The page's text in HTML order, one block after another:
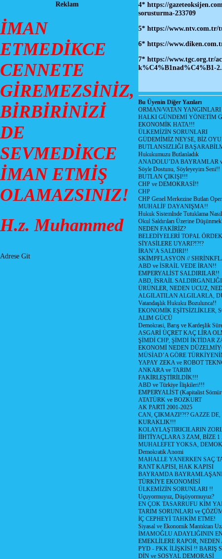
Reklam
İMAN
ETMEDİKCE
CENNETE
GİREMEZSİNİZ,
BİRBİRİNİZİ
DE
SEVMEDİKCE
İMAN ETMİŞ
OLAMAZSINIZ!
H.z. Muhammed
Adrese Git
4* https://
sorusturma-233709
5* https://www.ntv.com.tr/
6* https://
7* https://www.tgc.org.tr/
k%C4%B1nad%C4%B1-
Bu Üyenin Diğer Yazıları
ORMAN/VATAN
HALKI GÜNDEMİ YÖNETİM
EKONOMİK HATA!!!
ÜLKEMİZİN SORUNLARI
GÜDEMİMİZ NEYSE, BİZ
BUTLANSIZLIĞI
Hukukumuzu Butlanladık
ANADOLU’DA BAYRAMLAR
Söyle Dostunu, Söyleyeyim Seni!!
BUTLAN ÇIKIŞI!!!
CHP ve DEMOKRASİ!!
CHP
CHP Genel Merkezine Butlan
MUHALİF DAYANIŞMA!!
Hukuk Sistemlnde Tutuklama
Okul Saldırıları Üzerine
NEDEN FAKİRİZ?
BELEDİYELERİ TOPAL
SİYASİLERE UYARI?!?!?
İRAN’A SALDIRI!!
SKİMPFLASYON //
ABD ve İSRAİL VEDE İRAN!!
EMPERYALİST SALDIRILAR!!
ABD, İSRAİL SALDIRGANLIĞI
ÜRÜNLER, NEDEN UCUZ,
ALGILATILAN ALGILARLA,
Vatandaşlık Hukuku Bozulunca!!
EKONOMİK EŞİTSİZLİKLER,
ALIM GÜCÜ
Demokrasi, Barış ve Kardeşlik
ASGARİ ÜÇRET KAÇ LİRA
ŞİMDİ CHP, ŞİMDİ İKTİDAR
EKONOMİ NEDEN
MÜSİAD’A GÖRE
YAPAY ZEKA ve ROBOT
ANKARA ve TARIM
FAKİRLEŞTİRİLDİK!!!
ABD ve Türkiye İlişkileri!!!
EMPERYALİST (Kapitalist
ATATÜRK ve BOZKURT
AK PARTİ 2001-2025
CAN, ÇIKMAZI!?!? GAZZE
KURAKLIK!!!
KOLAYLAŞTIRICILARIN
İİHTİYAÇLARA 3 ZAM, BİZE
MUHALEFET YOKSA,
Demokratik Anomi
MAHALLE YANERKEN SAÇ
RANT KAPISI, HAK KAPISI
BAYRAMDA
TÜRKİYE EKONOMİSİ
ÜLKEMİZİN SORUNLARI !!
Uçuyormuyuz, Düşüyormuyuz?
EN ÇOK TASARRUFU KİM
TARIM SORUNLARI ve
İÇ CEPHEYİ TAHKİM ETME!
Siyasal ve Ekonomik Mantıktan
İMAMOĞLU ADAYLIĞININ
EMEKLİLERE RAPOR,
PYD - PKK İLİŞKİSİ !! BARIŞ
DİN ve SOSYAL DEMORASİ